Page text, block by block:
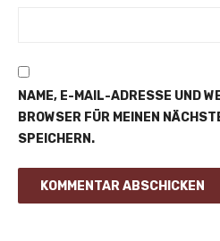
NAME, E-MAIL-ADRESSE UND
BROWSER FÜR MEINEN
SPEICHERN.